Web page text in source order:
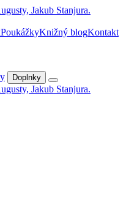
PoukážkyKnižný blogKontakt
Doplnky